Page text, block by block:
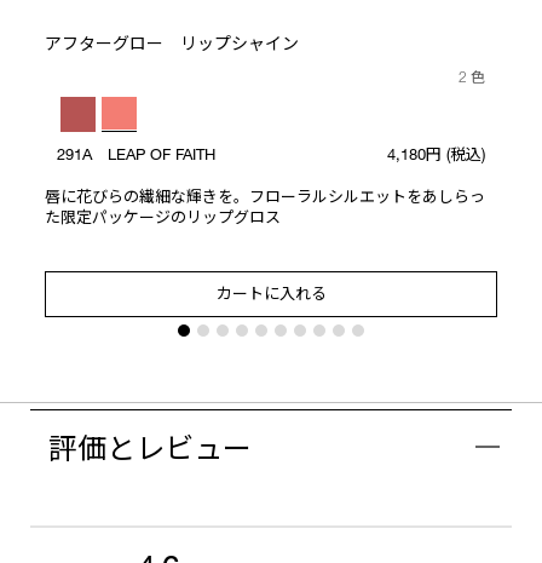
アフターグロー リップシャイン
2 色
291A LEAP OF FAITH 4,180円 (税込)
唇に花びらの繊細な輝きを。フローラルシルエットをあしらっ
た限定パッケージのリップグロス
カートに入れる
評価とレビュー